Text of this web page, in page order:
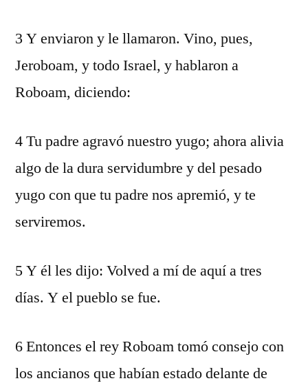
3 Y enviaron y le llamaron. Vino, pues,
Jeroboam, y todo Israel, y hablaron a
Roboam, diciendo:
4 Tu padre agravó nuestro yugo; ahora alivia
algo de la dura servidumbre y del pesado
yugo con que tu padre nos apremió, y te
serviremos.
5 Y él les dijo: Volved a mí de aquí a tres
días. Y el pueblo se fue.
6 Entonces el rey Roboam tomó consejo con
los ancianos que habían estado delante de